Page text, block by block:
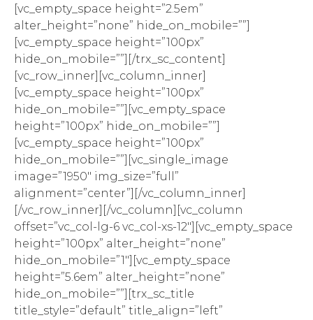
[vc_empty_space height=”2.5em”
alter_height=”none” hide_on_mobile=””]
[vc_empty_space height=”100px”
hide_on_mobile=””][/trx_sc_content]
[vc_row_inner][vc_column_inner]
[vc_empty_space height=”100px”
hide_on_mobile=””][vc_empty_space
height=”100px” hide_on_mobile=””]
[vc_empty_space height=”100px”
hide_on_mobile=””][vc_single_image
image=”1950″ img_size=”full”
alignment=”center”][/vc_column_inner]
[/vc_row_inner][/vc_column][vc_column
offset=”vc_col-lg-6 vc_col-xs-12″][vc_empty_space
height=”100px” alter_height=”none”
hide_on_mobile=”1″][vc_empty_space
height=”5.6em” alter_height=”none”
hide_on_mobile=””][trx_sc_title
title_style=”default” title_align=”left”